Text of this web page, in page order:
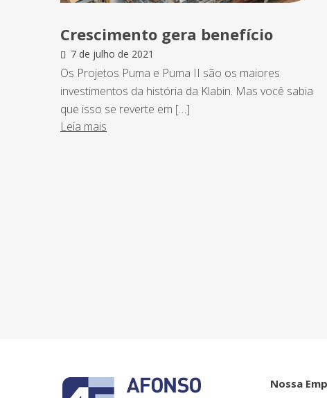
Crescimento gera benefício
7 de julho de 2021
Os Projetos Puma e Puma II são os maiores
investimentos da história da Klabin. Mas você sabia
que isso se reverte em […]
Leia mais
Nossa